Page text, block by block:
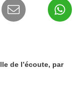
de l’écoute, par